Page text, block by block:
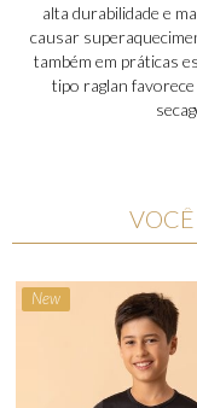
alta durabilidade e
causar
também em práticas
tipo raglan
New